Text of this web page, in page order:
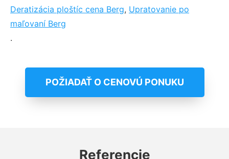
Deratizácia ploštíc cena Berg, Upratovanie po
maľovaní Berg
.
POŽIADAŤ O CENOVÚ PONUKU
Referencie